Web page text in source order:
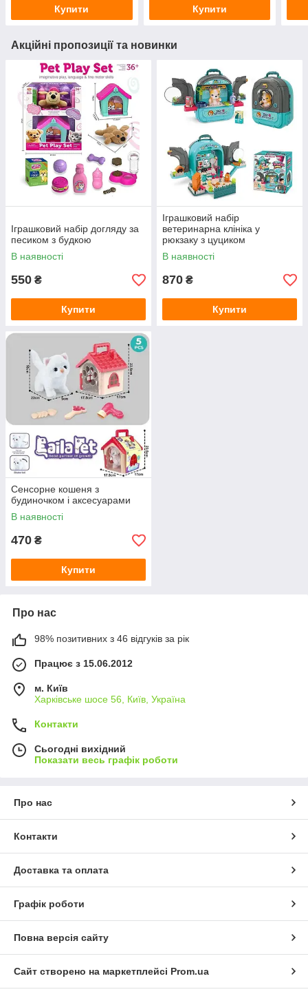
Купити Купити
Акційні пропозиції та новинки
Іграшковий набір догляду за
песиком з будкою
В наявності
550 ₴
Купити
Іграшковий набір
ветеринарна клініка у
рюкзаку з цуциком
В наявності
870 ₴
Купити
Сенсорне кошеня з
будиночком і аксесуарами
В наявності
470 ₴
Купити
Про нас
98% позитивних з 46 відгуків за рік
Працює з 15.06.2012
м. Київ
Харківське шосе 56, Київ, Україна
Контакти
Сьогодні вихідний
Показати весь графік роботи
Про нас
Контакти
Доставка та оплата
Графік роботи
Повна версія сайту
Сайт створено на маркетплейсі Prom.ua